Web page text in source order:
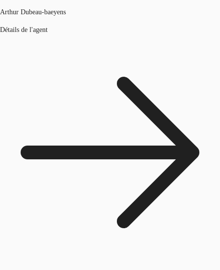
Arthur Dubeau-baeyens
Détails de l'agent